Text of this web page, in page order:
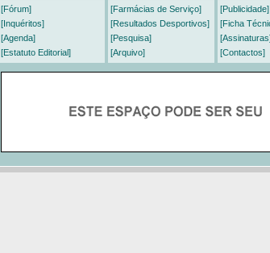
[Fórum]
[Inquéritos]
[Agenda]
[Estatuto Editorial]
[Farmácias de Serviço]
[Resultados Desportivos]
[Pesquisa]
[Arquivo]
[Publicidade]
[Ficha
[Contactos]